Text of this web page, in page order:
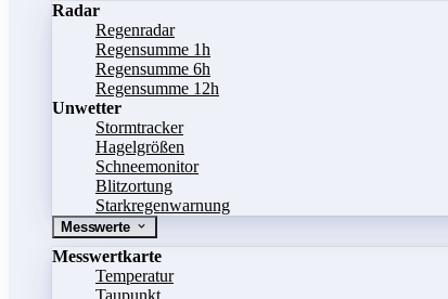
Radar
Regenradar
Regensumme 1h
Regensumme 6h
Regensumme 12h
Unwetter
Stormtracker
Hagelgrößen
Schneemonitor
Blitzortung
Starkregenwarnung
Messwerte
Messwertkarte
Temperatur
Taupunkt